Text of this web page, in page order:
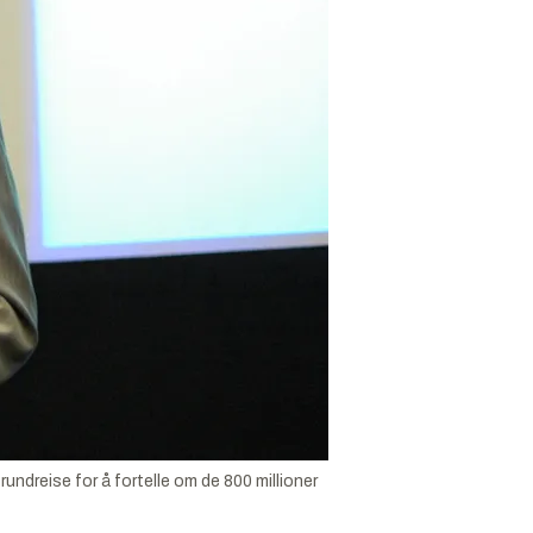
for å fortelle om de 800 millioner